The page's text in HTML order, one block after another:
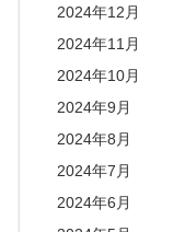
2024年12月
2024年11月
2024年10月
2024年9月
2024年8月
2024年7月
2024年6月